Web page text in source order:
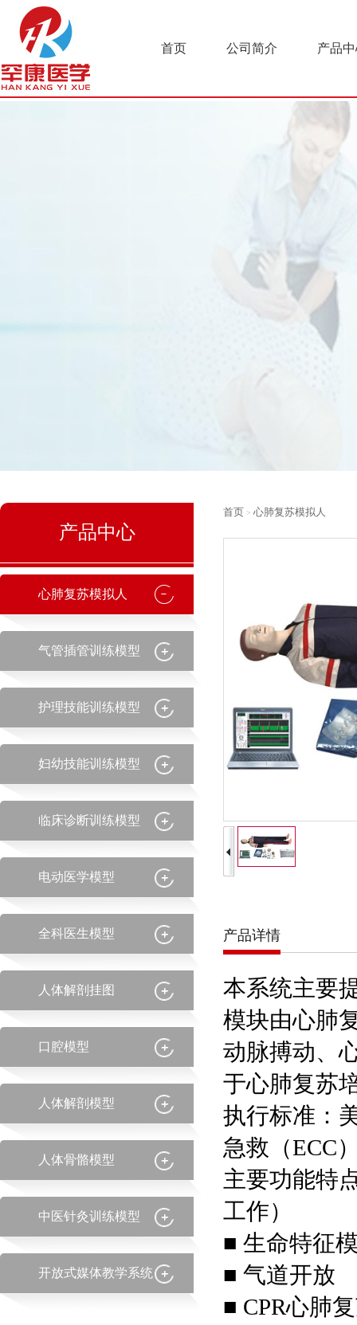
首页 公司简介 产品
产品中心
心肺复苏模拟人
气管插管训练模型
护理技能训练模型
妇幼技能训练模型
临床诊断训练模型
电动医学模型
全科医生模型
人体解剖挂图
口腔模型
人体解剖模型
人体骨骼模型
中医针灸训练模型
开放式媒体教学系统
首页 > 心肺复苏模拟人
产品详情
本系统主要
模块由心肺
动脉搏动、
于心肺复苏
执行标准：
急救（ECC
主要功能特
工作）
■ 生命特征
■ 气道开放
■ CPR心肺